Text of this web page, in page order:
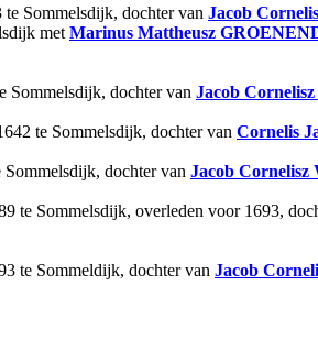
Sommelsdijk, dochter van Jacob
met Marinus Mattheusz
Sommelsdijk, dochter van Jacob Cornelisz
te Sommelsdijk, dochter van Cornelis
dochter van Jacob Cornelisz
te Sommelsdijk, overleden voor 1693,
te Sommeldijk, dochter van Jacob